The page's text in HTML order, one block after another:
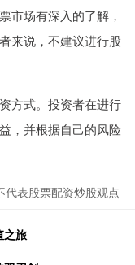
市场有深入的了解，
来说，不建议进行股
方式。投资者在进行
，并根据自己的风险
表股票配资炒股观点
之旅